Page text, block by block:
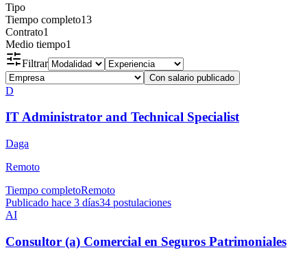
Tipo
Tiempo completo13
Contrato1
Medio tiempo1
Filtrar
Con salario publicado
D
IT Administrator and Technical Specialist
Daga
Remoto
Tiempo completoRemoto
Publicado hace 3 días34 postulaciones
AI
Consultor (a) Comercial en Seguros Patrimoniales